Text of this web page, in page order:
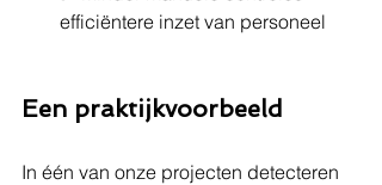
efficiëntere inzet van personeel
Een praktijkvoorbeeld
In één van onze projecten detecteren